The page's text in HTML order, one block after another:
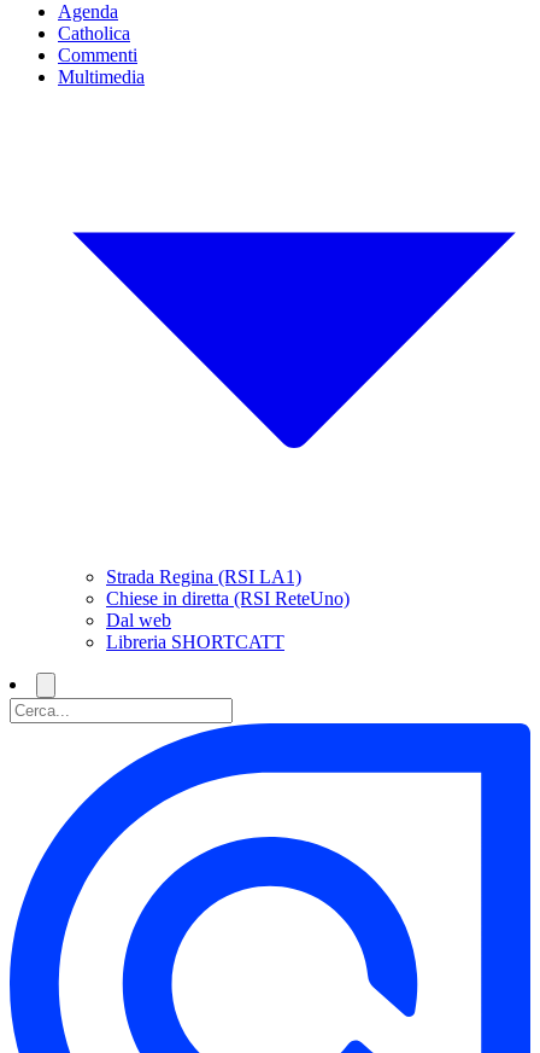
Agenda
Catholica
Commenti
Multimedia
Strada Regina (RSI LA1)
Chiese in diretta (RSI ReteUno)
Dal web
Libreria SHORTCATT